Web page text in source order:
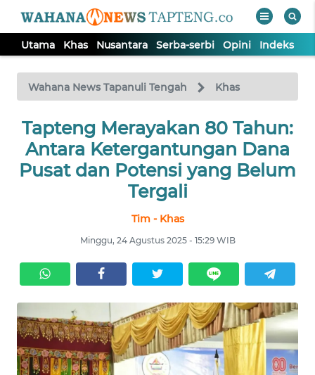
Utama Khas Nusantara Serba-serbi Opini Indeks
Wahana News Tapanuli Tengah Khas
Tapteng Merayakan 80 Tahun:
Antara Ketergantungan Dana
Pusat dan Potensi yang Belum
Tergali
Tim - Khas
Minggu, 24 Agustus 2025 - 15:29 WIB
TV
Tutup
UTAMA
KHAS
SERBI
OPINI
Informasi
INDEKS